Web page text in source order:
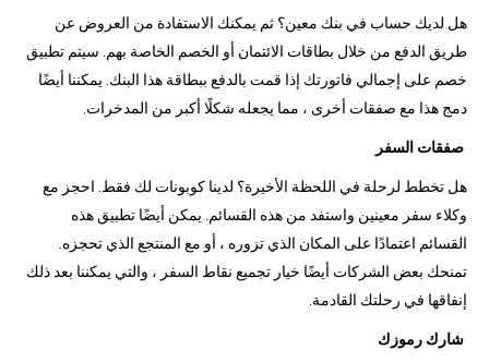
هل لديك حساب في بنك معين؟ ثم يمكنك الاستفادة من العروض عن
طريق الدفع من خلال بطاقات الائتمان أو الخصم الخاصة بهم. سيتم تطبيق
خصم على إجمالي فاتورتك إذا قمت بالدفع ببطاقة هذا البنك. يمكننا أيضًا
دمج هذا مع صفقات أخرى ، مما يجعله شكلًا أكبر من المدخرات.
صفقات السفر
هل تخطط لرحلة في اللحظة الأخيرة؟ لدينا كوبونات لك فقط. احجز مع
وكلاء سفر معينين واستفد من هذه القسائم. يمكن أيضًا تطبيق هذه
القسائم اعتمادًا على المكان الذي تزوره ، أو مع المنتجع الذي تحجزه.
تمنحك بعض الشركات أيضًا خيار تجميع نقاط السفر ، والتي يمكننا بعد ذلك
إنفاقها في رحلتك القادمة.
شارك رموزك